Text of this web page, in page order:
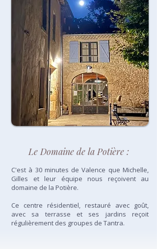
Le Domaine de la Potière :
C'est à 30 minutes de Valence que Michelle,
Gilles et leur équipe nous reçoivent au
domaine de la Potière.
Ce centre résidentiel, restauré avec goût,
avec sa terrasse et ses jardins reçoit
régulièrement des groupes de Tantra.